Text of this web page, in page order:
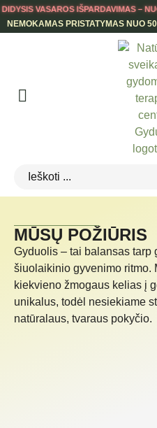
DIDYSIS VASAROS IŠPARDAVIMAS –
NEMOKAMAS PRISTATYMAS NUO
MŪSŲ POŽIŪRIS
Gyduolis – tai balansas tarp
šiuolaikinio gyvenimo ritmo.
kiekvieno žmogaus kelias į
unikalus, todėl nesiekiame
natūralaus, tvaraus pokyčio.